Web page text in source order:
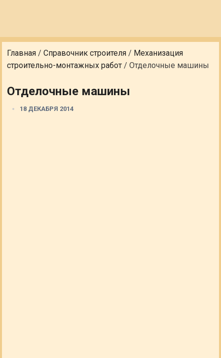
Главная /Справочник строителя / Механизация
строительно-монтажных работ /Отделочные машины
Отделочные машины
18 ДЕКАБРЯ 2014